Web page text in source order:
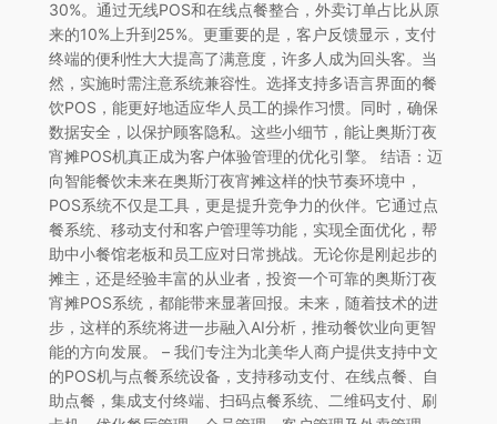
30%。通过无线POS和在线点餐整合，外卖订单占比从原
来的10%上升到25%。更重要的是，客户反馈显示，支付
终端的便利性大大提高了满意度，许多人成为回头客。当
然，实施时需注意系统兼容性。选择支持多语言界面的餐
饮POS，能更好地适应华人员工的操作习惯。同时，确保
数据安全，以保护顾客隐私。这些小细节，能让奥斯汀夜
宵摊POS机真正成为客户体验管理的优化引擎。 结语：迈
向智能餐饮未来在奥斯汀夜宵摊这样的快节奏环境中，
POS系统不仅是工具，更是提升竞争力的伙伴。它通过点
餐系统、移动支付和客户管理等功能，实现全面优化，帮
助中小餐馆老板和员工应对日常挑战。无论你是刚起步的
摊主，还是经验丰富的从业者，投资一个可靠的奥斯汀夜
宵摊POS系统，都能带来显著回报。未来，随着技术的进
步，这样的系统将进一步融入AI分析，推动餐饮业向更智
能的方向发展。 – 我们专注为北美华人商户提供支持中文
的POS机与点餐系统设备，支持移动支付、在线点餐、自
助点餐，集成支付终端、扫码点餐系统、二维码支付、刷